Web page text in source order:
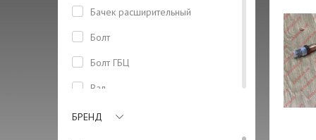
Бачeк расширительный
Болт
Болт ГБЦ
Вал
Вентилятор
БРЕНД